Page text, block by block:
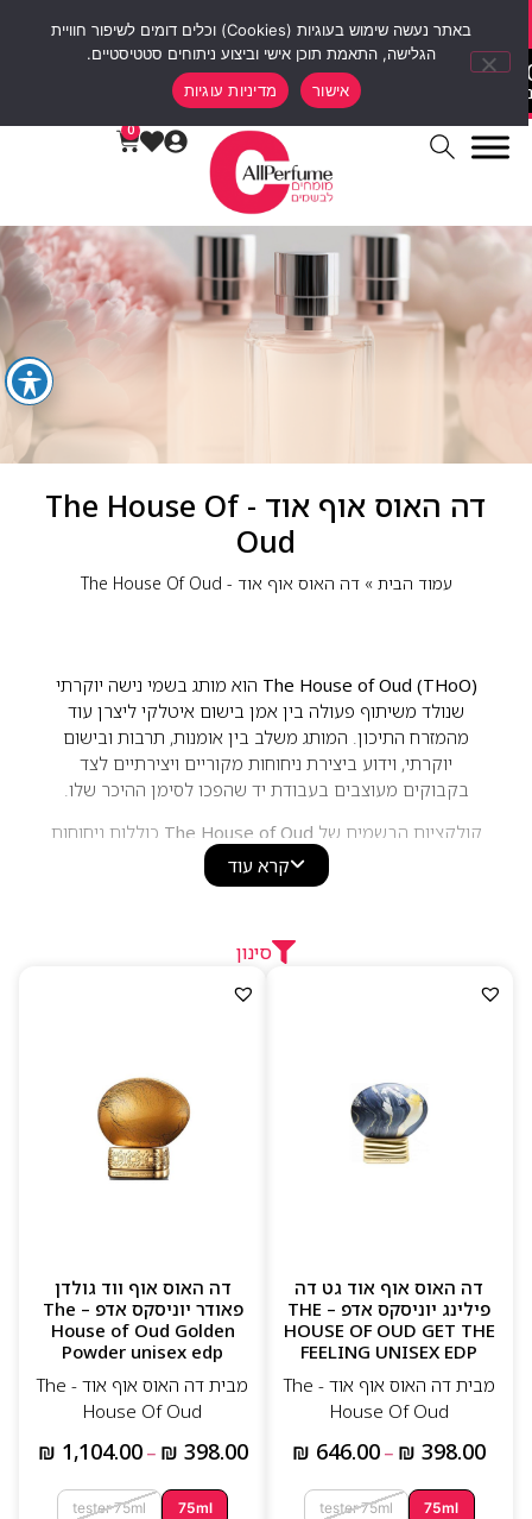
סוף שבוע של הנחות 12% הנחה על כל האתר עם קוד קופון weekend10
00
ימים
00 00
0
דה האוס אוף אוד - The House Of
Oud
עמוד הבית» דה האוס אוף אוד - The House Of Oud
The House of Oud (THoO)הוא מותג בשמי נישה יוקרתי
שנולד משיתוף פעולה בין אמן בישום איטלקי ליצרן עוד
מהמזרח התיכון. המותג משלב בין אומנות, תרבות ובישום
יוקרתי, וידוע ביצירת ניחוחות מקוריים ויצירתיים לצד
בקבוקים מעוצבים בעבודת יד שהפכו לסימן ההיכר שלו.
קולקציות הבשמים של The House of Oudכוללות ניחוחות
לנשים, לגברים וליוניסקס, המשלבים תווים של עוד, ענבר,
מושק, פרחים, פירות, תבלינים ועצים אציליים. הבשמים
מורכבות ומסקרנות, המיועדות לחובבי בשמי נישה המחפשים
חוויית בישום יוקרתית, אמנותית ובלתי נשכחת.
קרא עוד
סינון
דה האוס אוף אוד גט דה
פילינג יוניסקס אדפ – THE
HOUSE OF OUD GET THE
FEELING UNISEX EDP
מבית דה האוס אוף אוד - The
House Of Oud
₪ 398.00
–
₪ 646.00
75ml
tester 75ml
דה האוס אוף ווד גולדן
פאודר יוניסקס אדפ – The
House of Oud Golden
Powder unisex edp
מבית דה האוס אוף אוד - The
House Of Oud
₪ 398.00
–
₪ 1,104.00
75ml
tester 75ml
באתר נעשה שימוש בעוגיות (Cookies) וכלים דומים לשיפור חוויית
הגלישה, התאמת תוכן אישי וביצוע ניתוחים סטטיסטיים.
אישור
מדיניות עוגיות